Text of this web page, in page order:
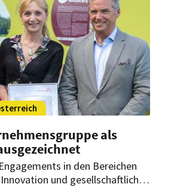
dazu, Ausbildungsbetriebe als
als
in den Bereichen
und gesellschaftliche